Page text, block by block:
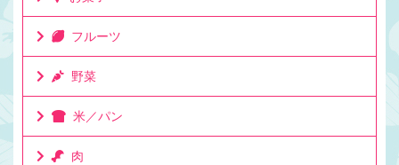
フルーツ
野菜
米／パン
肉